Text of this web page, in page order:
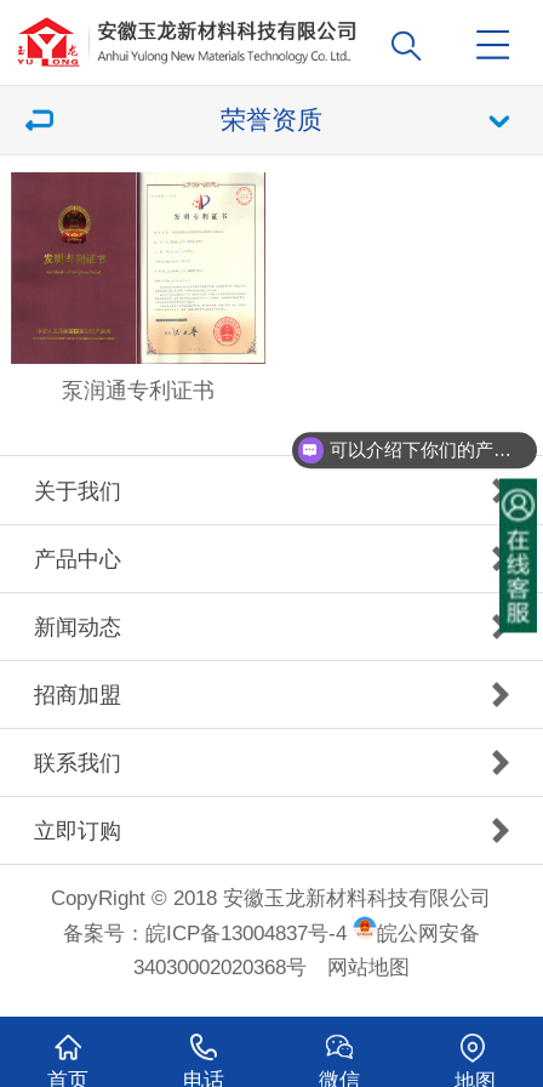
荣誉资质
泵润通专利证书
关于我们
产品中心
新闻动态
招商加盟
联系我们
立即订购
CopyRight © 2018 安徽玉龙新材料科技有限公司
备案号： 皖ICP备13004837号-4
皖公网安备
34030002020368号
网站地图
首页 电话 微信 地图
可以介绍下你们的产品么？